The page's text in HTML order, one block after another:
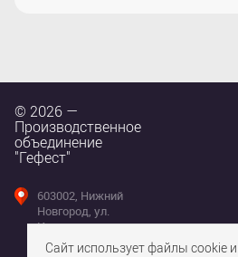
© 2026 —
Производственное
объединение
"Гефест"
603002, Нижний
Новгород, ул.
Интернациональная,
д. 100
Сайт использует файлы cookie